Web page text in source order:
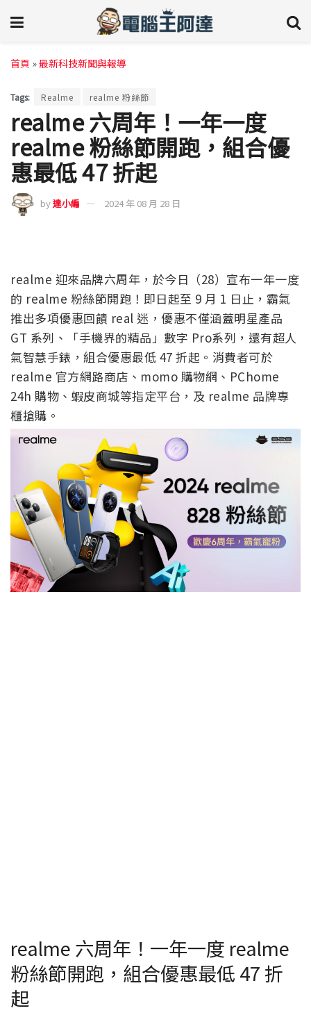
首頁 »最新科技新聞與報導
Tags: Realme realme 粉絲節
realme 六周年！一年一度
realme 粉絲節開跑，組合優
惠最低 47 折起
by達小編 2024 年 08 月 28 日
realme 迎來品牌六周年，於今日（28）宣布一年一度
的 realme 粉絲節開跑！即日起至 9 月 1 日止，霸氣
推出多項優惠回饋 real 迷，優惠不僅涵蓋明星產品
GT 系列、「手機界的精品」數字 Pro系列，還有超人
氣智慧手錶，組合優惠最低 47 折起。消費者可於
realme 官方網路商店、momo 購物網、PChome
24h 購物、蝦皮商城等指定平台，及 realme 品牌專
櫃搶購。
realme 六周年！一年一度 realme
粉絲節開跑，組合優惠最低 47 折
起